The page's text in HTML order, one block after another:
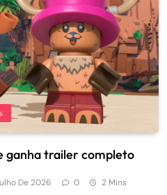
ganha trailer completo
De 2026 0 2 Mins